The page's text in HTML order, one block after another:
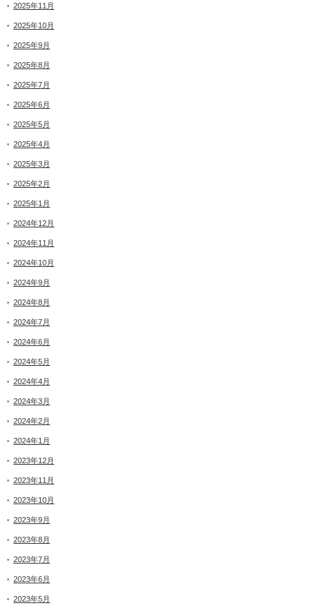
2025年11月
2025年10月
2025年9月
2025年8月
2025年7月
2025年6月
2025年5月
2025年4月
2025年3月
2025年2月
2025年1月
2024年12月
2024年11月
2024年10月
2024年9月
2024年8月
2024年7月
2024年6月
2024年5月
2024年4月
2024年3月
2024年2月
2024年1月
2023年12月
2023年11月
2023年10月
2023年9月
2023年8月
2023年7月
2023年6月
2023年5月